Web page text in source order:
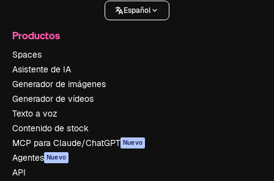
Español
Productos
Spaces
Asistente de IA
Generador de imágenes
Generador de vídeos
Texto a voz
Contenido de stock
MCP para Claude/ChatGPT Nuevo
Agentes Nuevo
API